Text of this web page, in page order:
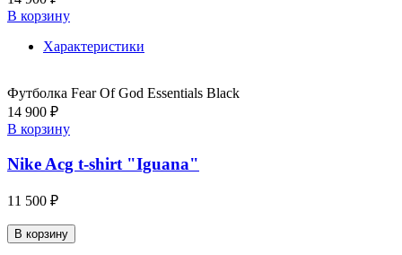
В корзину
Характеристики
Футболка Fear Of God Essentials Black
14 900 ₽
В корзину
Nike Acg t-shirt "Iguana"
11 500 ₽
В корзину